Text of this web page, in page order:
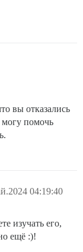
вы отказались
могу помочь
04:19:40
изучать его,
ещё :)!